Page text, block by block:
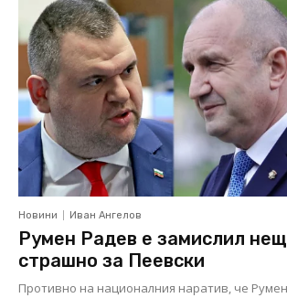
Новини Иван Ангелов
Румен Радев е замислил
страшно за Пеевски
Противно на националния наратив, че